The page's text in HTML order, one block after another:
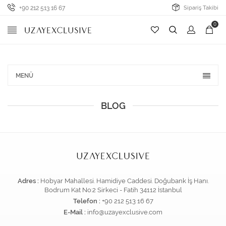
+90 212 513 16 67 Sipariş Takibi
0
MENÜ
BLOG
Adres : Hobyar Mahallesi. Hamidiye Caddesi. Doğubank İş Hanı.
Bodrum Kat No:2 Sirkeci - Fatih 34112 İstanbul
Telefon : +90 212 513 16 67
E-Mail : info@uzayexclusive.com